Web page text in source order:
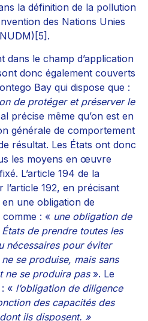
la définition de la pollution
des Nations Unies
[5] .
dans le champ d’application
donc également couverts
Bay qui dispose que :
de protéger et préserver le
précise même qu’on est en
générale de comportement
résultat. Les États ont donc
les moyens en œuvre
L’article 194 de la
192, en précisant
une obligation de
: « une obligation de
de prendre toutes les
nécessaires pour éviter
se produise, mais sans
ne se produira pas». Le
« l’obligation de diligence
des capacités des
ils disposent. »